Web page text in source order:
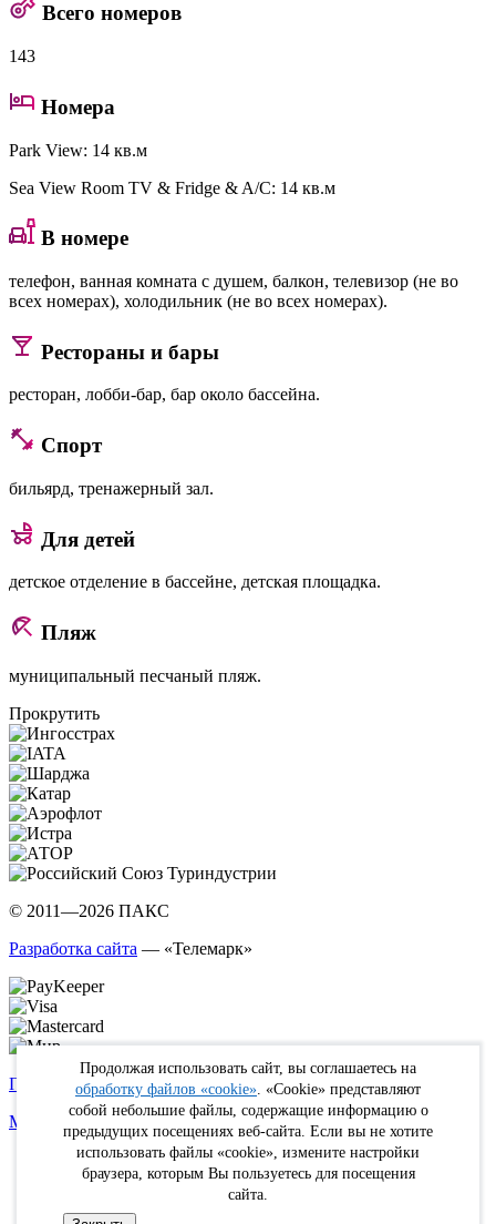
Всего номеров
143
Номера
Park View: 14 кв.м
Sea View Room TV & Fridge & A/C: 14 кв.м
В номере
телефон, ванная комната с душем, балкон, телевизор (не во
всех номерах), холодильник (не во всех номерах).
Рестораны и бары
ресторан, лобби-бар, бар около бассейна.
Спорт
бильярд, тренажерный зал.
Для детей
детское отделение в бассейне, детская площадка.
Пляж
муниципальный песчаный пляж.
Прокрутить
© 2011—2026 ПАКС
Разработка сайта — «Телемарк»
Политика в отношении обработки персональных данных
Max
WhatsApp Telegram вКонтакте Youtube Rutube
Продолжая использовать сайт, вы соглашаетесь на
обработку файлов «cookie» . «Cookie» представляют
собой небольшие файлы, содержащие информацию о
предыдущих посещениях веб-сайта. Если вы не хотите
использовать файлы «cookie», измените настройки
браузера, которым Вы пользуетесь для посещения
сайта.
Online
Кабинет